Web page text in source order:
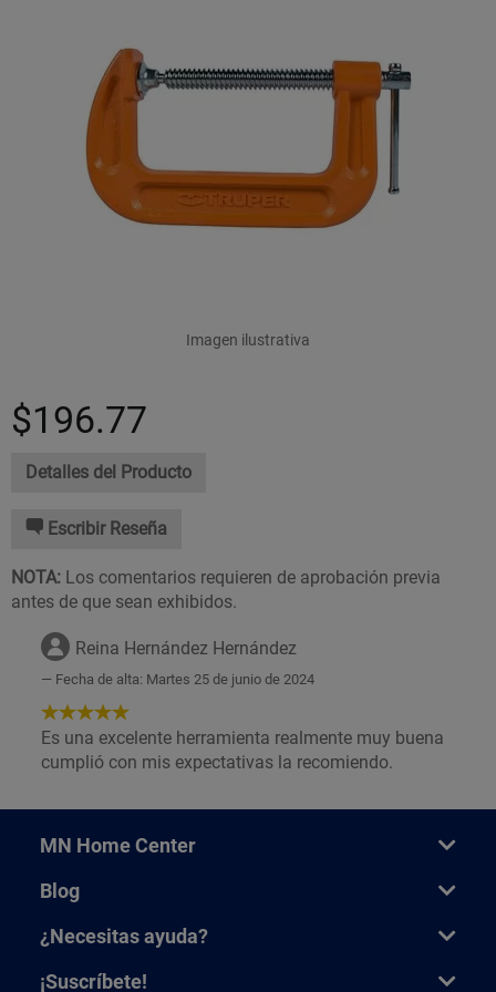
Imagen ilustrativa
$196.77
Detalles del Producto
Escribir Reseña
NOTA: Los comentarios requieren de aprobación previa
antes de que sean exhibidos.
Reina Hernández Hernández
Fecha de alta: Martes 25 de junio de 2024
5
de
5
Es una excelente herramienta realmente muy buena
cumplió con mis expectativas la recomiendo.
MN Home Center
Blog
¿Necesitas ayuda?
¡Suscríbete!